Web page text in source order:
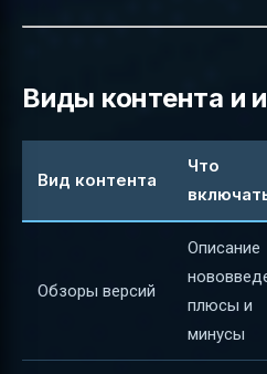
Виды контента и
Вид контента
Что
Обзоры версий
Описание
плюсы и
минусы